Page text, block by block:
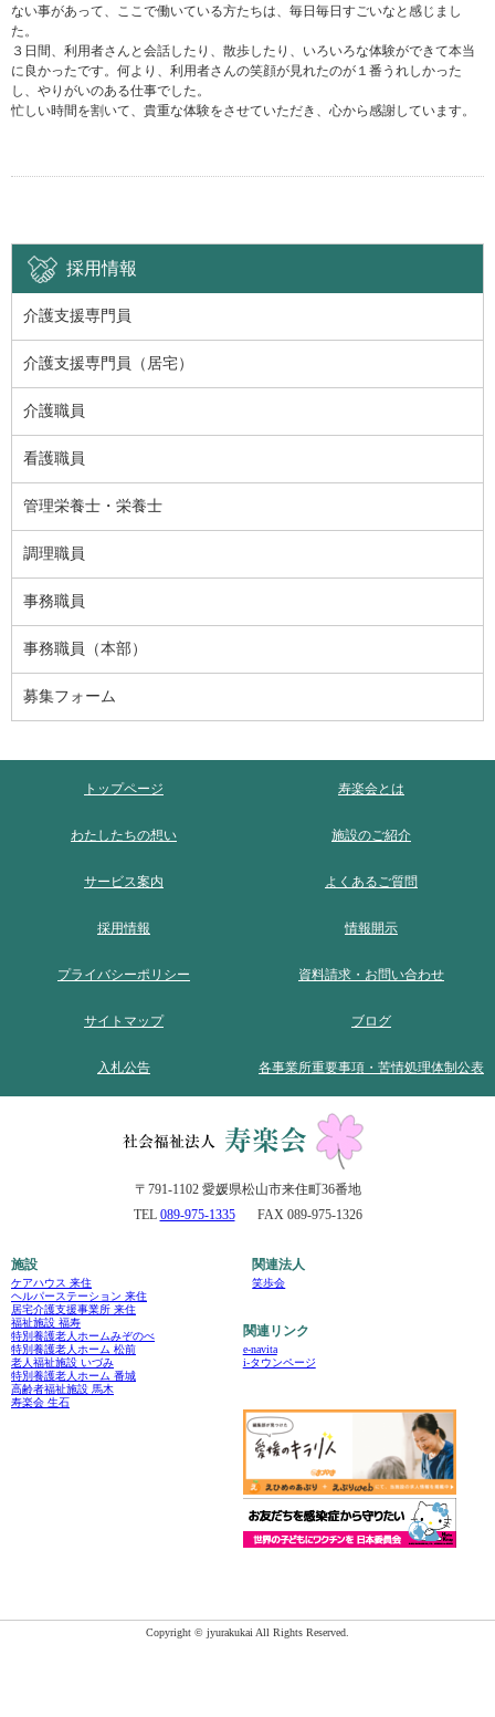
ない事があって、ここで働いている方たちは、毎日毎日すごいなと感じまし
た。
３日間、利用者さんと会話したり、散歩したり、いろいろな体験ができて本当
に良かったです。何より、利用者さんの笑顔が見れたのが１番うれしかった
し、やりがいのある仕事でした。
忙しい時間を割いて、貴重な体験をさせていただき、心から感謝しています。
採用情報
介護支援専門員
介護支援専門員（居宅）
介護職員
看護職員
管理栄養士・栄養士
調理職員
事務職員
事務職員（本部）
募集フォーム
トップページ 寿楽会とは
わたしたちの想い 施設のご紹介
サービス案内 よくあるご質問
採用情報 情報開示
プライバシーポリシー 資料請求・お問い合わせ
サイトマップ ブログ
入札公告 各事業所重要事項・苦情処理体制公表
〒791-1102 愛媛県松山市来住町36番地
TEL 089-975-1335 FAX 089-975-1326
施設
ケアハウス 来住
ヘルパーステーション 来住
居宅介護支援事業所 来住
福祉施設 福寿
特別養護老人ホームみぞのべ
特別養護老人ホーム 松前
老人福祉施設 いづみ
特別養護老人ホーム 番城
高齢者福祉施設 馬木
寿楽会 生石
関連法人
笑歩会
関連リンク
e-navita
i-タウンページ
Copyright © jyurakukai All Rights Reserved.